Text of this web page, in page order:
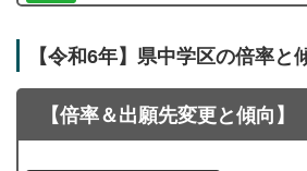
【令和6年】県中学区の倍率と
【倍率＆出願先変更と傾向】